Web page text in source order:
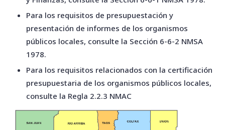
Para los requisitos de presupuestación y
presentación de informes de los organismos
públicos locales, consulte la Sección 6-6-2 NMSA
1978.
Para los requisitos relacionados con la certificación
presupuestaria de los organismos públicos locales,
consulte la Regla 2.2.3 NMAC